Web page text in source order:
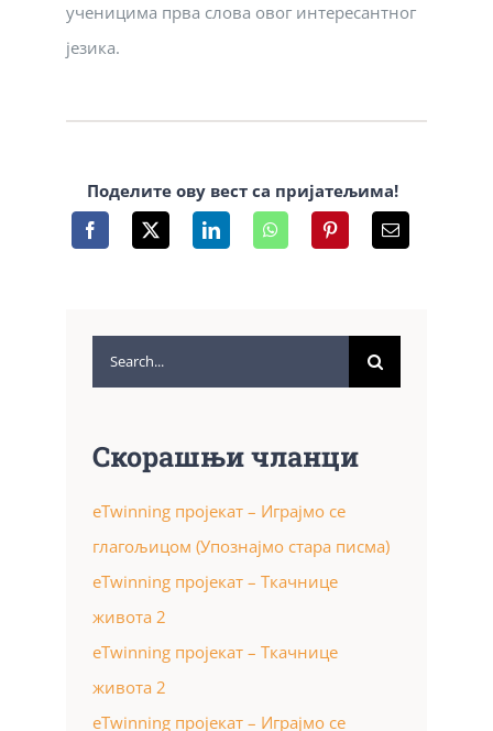
ученицима прва слова овог интересантног
језика.
Поделите ову вест са пријатељима!
Search
for:
Скорашњи чланци
eTwinning пројекат – Играјмо се
глагољицом (Упознајмо стара писма)
eTwinning пројекат – Ткачнице
живота 2
eTwinning пројекат – Ткачнице
живота 2
eTwinning пројекат – Играјмо се